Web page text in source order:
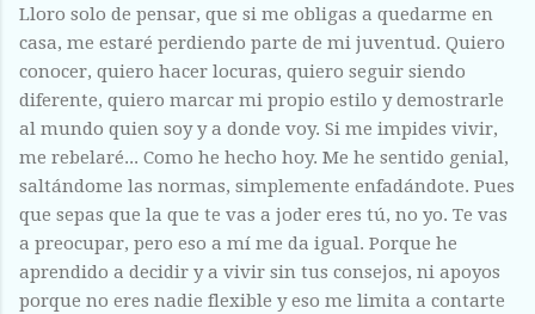
Lloro solo de pensar, que si me obligas a quedarme en
casa, me estaré perdiendo parte de mi juventud. Quiero
conocer, quiero hacer locuras, quiero seguir siendo
diferente, quiero marcar mi propio estilo y demostrarle
al mundo quien soy y a donde voy. Si me impides vivir,
me rebelaré... Como he hecho hoy. Me he sentido genial,
saltándome las normas, simplemente enfadándote. Pues
que sepas que la que te vas a joder eres tú, no yo. Te vas
a preocupar, pero eso a mí me da igual. Porque he
aprendido a decidir y a vivir sin tus consejos, ni apoyos
porque no eres nadie flexible y eso me limita a contarte